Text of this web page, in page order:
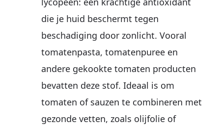
die je huid beschermt tegen
beschadiging door zonlicht. Vooral
tomatenpasta, tomatenpuree en
andere gekookte tomaten producten
bevatten deze stof. Ideaal is om
tomaten of sauzen te combineren met
gezonde vetten, zoals olijfolie of